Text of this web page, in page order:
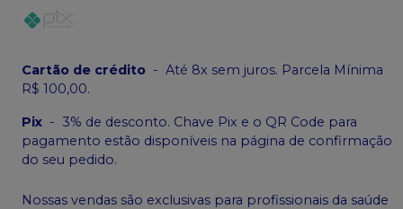
Cartão de crédito - Até 8x sem juros. Parcela Mínima
R$ 100,00.
Pix - 3% de desconto. Chave Pix e o QR Code para
pagamento estão disponíveis na página de confirmação
do seu pedido.
Nossas vendas são exclusivas para profissionais da saúde